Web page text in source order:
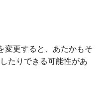
変更すると、あたかもそ
たりできる可能性があ